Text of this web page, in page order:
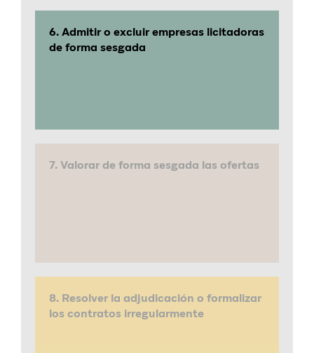
6. Admitir o excluir empresas licitadoras
de forma sesgada
7. Valorar de forma sesgada las ofertas
8. Resolver la adjudicación o formalizar
los contratos irregularmente